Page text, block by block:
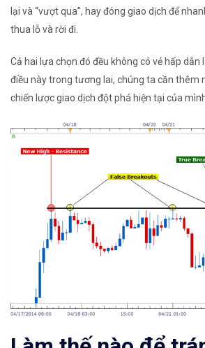
lại và “vượt qua”, hay đóng giao dịch để
thua lỗ và rời đi.
Cả hai lựa chọn đó đều không có vẻ hấp dẫn
điều này trong tương lai, chúng ta cần thêm
chiến lược giao dịch đột phá hiện tại của